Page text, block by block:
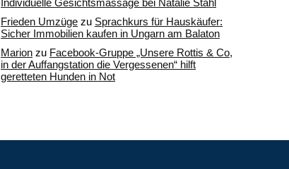
Individuelle Gesichtsmassage bei Natalie Stahl
Frieden Umzüge zu Sprachkurs für Hauskäufer:
Sicher Immobilien kaufen in Ungarn am Balaton
Marion zu Facebook-Gruppe „Unsere Rottis & Co,
in der Auffangstation die Vergessenen“ hilft
geretteten Hunden in Not